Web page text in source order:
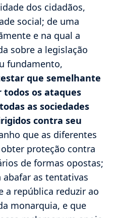
dos cidadãos,
social; de uma
e na qual a
sobre a legislação
fundamento,
que semelhante
todos os ataques
as sociedades
contra seu
que as diferentes
proteção contra
de formas opostas;
as tentativas
a república reduzir ao
monarquia, e que